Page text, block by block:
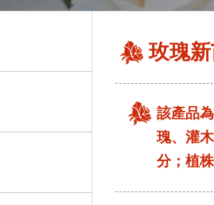
玫瑰
該產品
瑰、灌
分；植